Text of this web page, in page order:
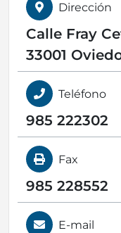
Dirección
Calle Fray
33001
Teléfono
985 222302
Fax
985 228552
E-mail